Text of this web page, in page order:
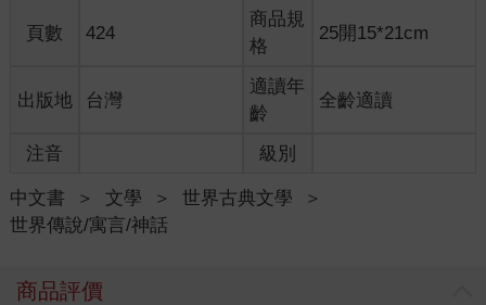
麼他伯父是牧山男爵，我光看他的面相，就知道他不可能有什麼
男爵伯父了。」
「把那種來歷不明的傢伙說的話當真，你也有錯啦。」
「我也有錯？你說這話也太欺負人了吧。」鼻子嫂的語氣顯得很
不滿，奇怪的是他們完全沒提到寒月，不曉得是本喵潛入以前就
果也無可奈何。本喵佇足偷聽一會，走廊對面的房間傳來了鈴
頁數 424
商品規
格
25開15*21cm
出版地 台灣
適讀年
齡
全齡適讀
注音 級別
中文書 ＞ 文學 ＞ 世界古典文學
＞
世界傳說/寓言/神話
商品評價